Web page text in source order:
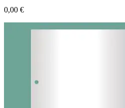
0,00 €